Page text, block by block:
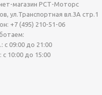
магазин РСТ-Моторс
, ул.Транспортная вл.3А стр.1
+7 (495) 210-51-06
с 09:00 до 21:00
с 10:00 до 15:00